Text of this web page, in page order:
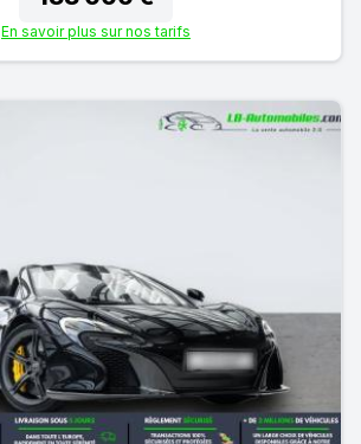
En savoir plus sur nos tarifs